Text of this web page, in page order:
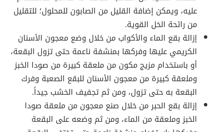
عليه، ويمكن إضافة القليل من الصابون للمحلول؛ للتقليل
من رائحة الخل القوية.
إزالة بقع الماء والأكواب من خلال وضع معجون الأسنان
الكريمي عليها وفركها بمنشفة ناعمة حتى تزول البقعة،
أو باستخدام مزيج مكون من ملعقة كبيرة من صودا الخبز
وملعقة كبيرة من معجون الأسنان للبقع الصعبة وفرك
البقعة به حتى تزول، ومن ثم تجفيف الخشب جيداً.
إزالة بقع الحبر من خلال صنع معجون من ملعقة صودا
الخبز وملعقة من الماء، ومن ثم وضعه على البقعة